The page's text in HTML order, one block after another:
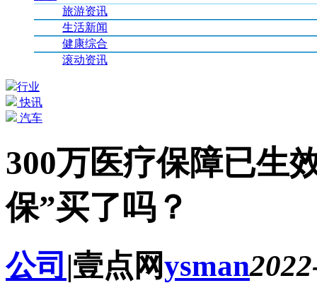
旅游资讯
生活新闻
健康综合
滚动资讯
行业
快讯
汽车
300万医疗保障已生
保”买了吗？
公司 |壹点网ysman